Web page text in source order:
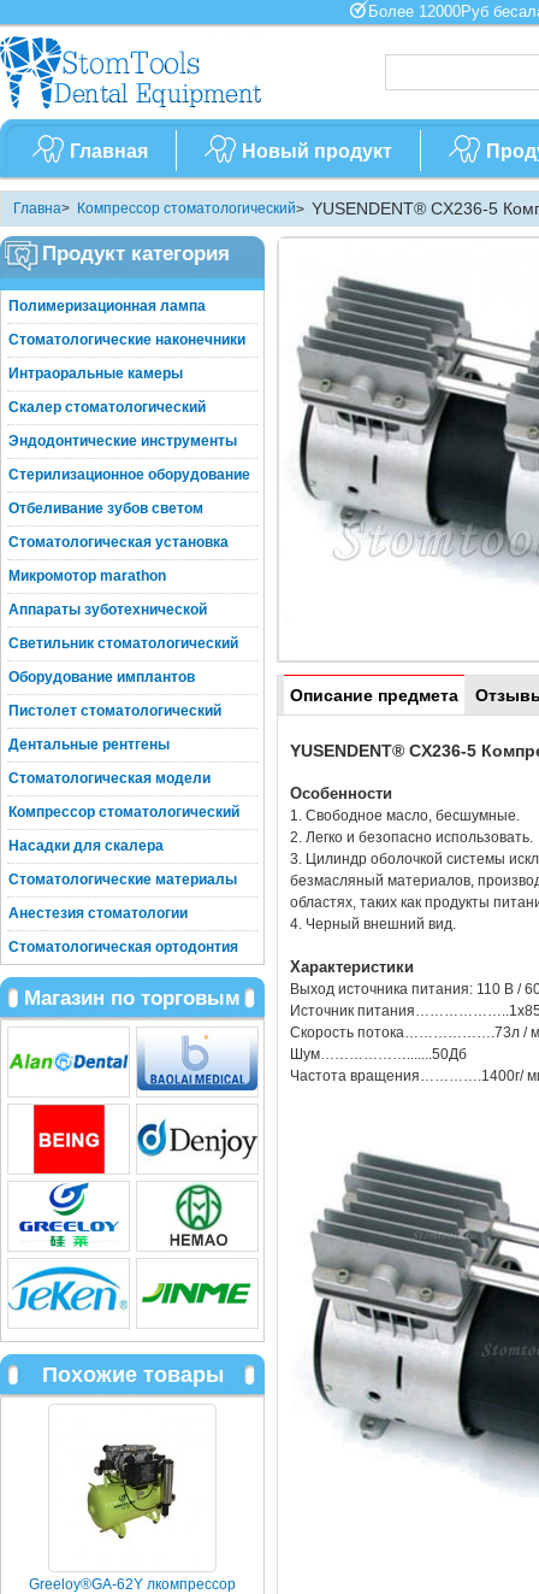
Более 12000Руб
Главная Новый продукт
Главна> Компрессор стоматологический> YUSENDENT® CX236-5
Описание предмета
YUSENDENT® CX236-5
Особенности
1. Свободное масло, бесшумные.
2. Легко и безопасно использовать.
3. Цилиндр оболочкой системы
безмасляный материалов,
областях, таких как продукты
4. Черный внешний вид.
Характеристики
Выход источника питания: 110 В /
Источник
Скорость потока……………….73л /
Шум……………….......50Дб
Частота вращения………….1400г/
Продукт категория
Полимеризационная лампа
Стоматологические наконечники
Интраоральные камеры
Скалер стоматологический
Эндодонтические инструменты
Стерилизационное оборудование
Отбеливание зубов светом
Стоматологическая установка
Микромотор marathon
Аппараты зуботехнической
Светильник стоматологический
Оборудование имплантов
Пистолет стоматологический
Дентальные рентгены
Стоматологическая модели
Компрессор стоматологический
Насадки для скалера
Стоматологические материалы
Анестезия стоматологии
Стоматологическая ортодонтия
Магазин по торговым
Похожие товары
Greeloy®GA-62Y лкомпрессор